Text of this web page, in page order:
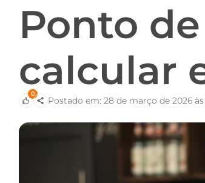
Ponto
calcular
0
Postado em: 28 de março de 2026